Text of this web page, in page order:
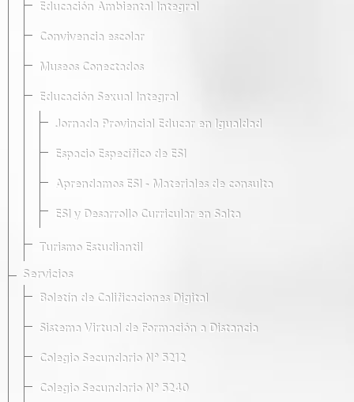
Educación Ambiental Integral
Convivencia escolar
Museos Conectados
Educación Sexual Integral
Jornada Provincial Educar en Igualdad
Espacio Específico de ESI
Aprendamos ESI - Materiales de consulta
ESI y Desarrollo Curricular en Salta
Turismo Estudiantil
Servicios
Boletín de Calificaciones Digital
Sistema Virtual de Formación a Distancia
Colegio Secundario Nº 5212
Colegio Secundario Nº 5240